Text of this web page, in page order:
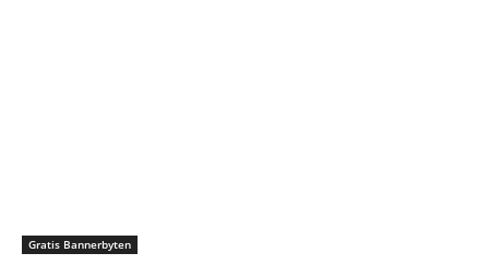
Gratis Bannerbyten